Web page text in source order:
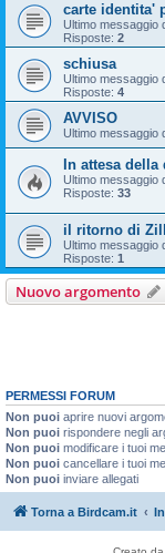
carte identita'
Ultimo messaggio
Risposte: 2
schiusa
Ultimo messaggio
Risposte: 4
AVVISO
Ultimo messaggio
In attesa
Ultimo messaggio
Risposte: 33
il ritorno di
Ultimo messaggio
Risposte: 1
Nuovo argomento
PERMESSI FORUM
Non puoi aprire nuovi
Non puoi rispondere negli
Non puoi modificare i tuoi
Non puoi cancellare i tuoi
Non puoi inviare allegati
Torna a Birdcam.it